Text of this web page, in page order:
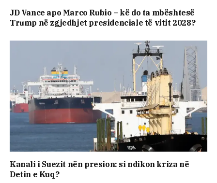
JD Vance apo Marco Rubio – kë do ta mbështesë
Trump në zgjedhjet presidenciale të vitit 2028?
Kanali i Suezit nën presion: si ndikon kriza në
Detin e Kuq?